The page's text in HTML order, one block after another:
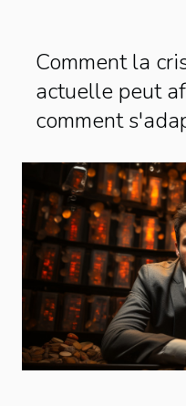
Comment la
actuelle peut
comment